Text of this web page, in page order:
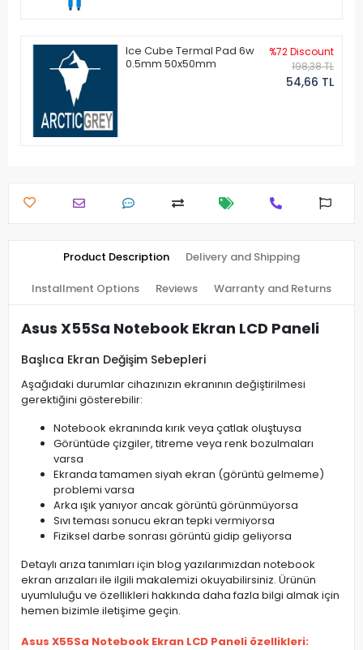
Ice Cube Termal Pad 6w
0.5mm 50x50mm
%72 Discount
198,38 TL
54,66 TL
Product Description Delivery and Shipping
Installment Options Reviews Warranty and Returns
Asus X55Sa Notebook Ekran LCD Paneli
Başlıca Ekran Değişim Sebepleri
Aşağıdaki durumlar cihazınızın ekranının değiştirilmesi
gerektiğini gösterebilir:
Notebook ekranında kırık veya çatlak oluştuysa
Görüntüde çizgiler, titreme veya renk bozulmaları
varsa
Ekranda tamamen siyah ekran (görüntü gelmeme)
problemi varsa
Arka ışık yanıyor ancak görüntü görünmüyorsa
Sıvı teması sonucu ekran tepki vermiyorsa
Fiziksel darbe sonrası görüntü gidip geliyorsa
Detaylı arıza tanımları için blog yazılarımızdan notebook
ekran arızaları ile ilgili makalemizi okuyabilirsiniz. Ürünün
uyumluluğu ve özellikleri hakkında daha fazla bilgi almak için
hemen bizimle iletişime geçin.
Asus X55Sa Notebook Ekran LCD Paneli özellikleri: